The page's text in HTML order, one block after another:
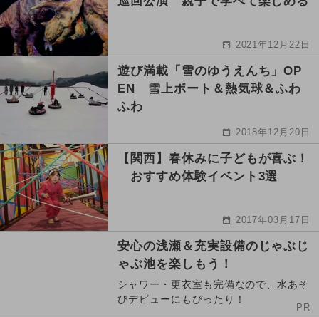
2021年12月22日
遊び満載「雪のゆうえんち」OP
EN 雪上ボート＆熱気球＆ふわ
ふわ
2018年12月20日
【関西】春休みに子どもが喜ぶ！
おすすめ体験イベント3選
2017年03月17日
安心の浅瀬＆充実設備のじゃぶじ
ゃぶ池を楽しもう！
シャワー・更衣室も完備なので、水あそ
びデビューにもぴったり！
PR